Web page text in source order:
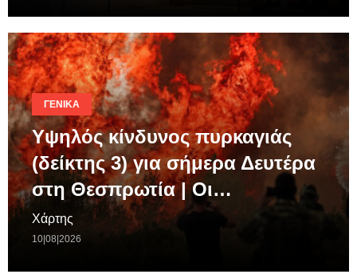
ΓΕΝΙΚΆ
Υψηλός κίνδυνος πυρκαγιάς
(δείκτης 3) για σήμερα Δευτέρα
στη Θεσπρωτία | Οι…
Χάρτης
10|08|2026